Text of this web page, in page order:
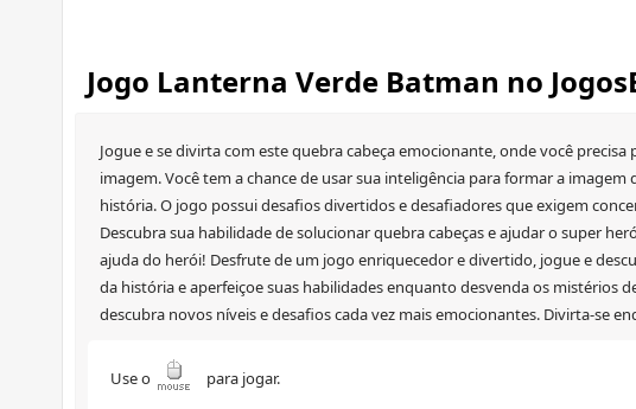
Jogo Lanterna Verde Batman no
Jogue e se divirta com este quebra cabeça emocionante, onde você
imagem. Você tem a chance de usar sua inteligência para formar a
história. O jogo possui desafios divertidos e desafiadores que exigem
Descubra sua habilidade de solucionar quebra cabeças e ajudar o super
ajuda do herói! Desfrute de um jogo enriquecedor e divertido, jogue e
da história e aperfeiçoe suas habilidades enquanto desvenda os mistérios
descubra novos níveis e desafios cada vez mais emocionantes. Divirta-se
Use o para jogar.